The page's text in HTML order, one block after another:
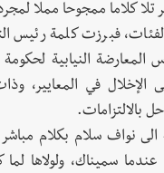
تلا كلاما ممجوحا مملا
فبرزت كلمة رئيس
النيابية لحكومة
الإخلال في المعايير،
بالالتزامات.
الى نواف سلام بكلام
سميناك، ولولاها لما